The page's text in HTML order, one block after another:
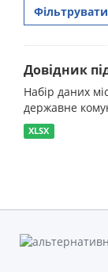
Довідник
Набір даних
державне
XLSX